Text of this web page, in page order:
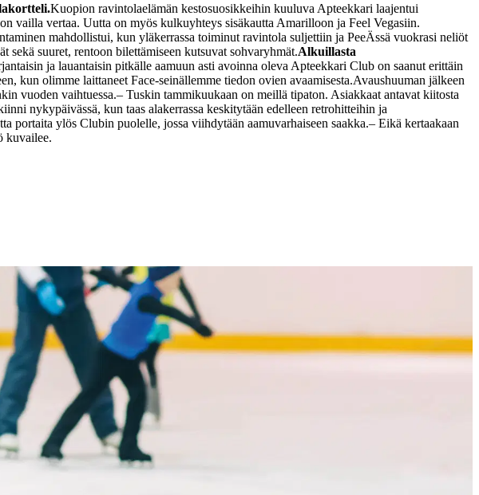
Kuopion ravintolaelämän kestosuosikkeihin kuuluva Apteekkari laajentui
vailla vertaa. Uutta on myös kulkuyhteys sisäkautta Amarilloon ja Feel Vegasiin.
mahdollistui, kun yläkerrassa toiminut ravintola suljettiin ja PeeÄssä vuokrasi neliöt
suuret, rentoon bilettämiseen kutsuvat sohvaryhmät.Alkuillasta
ja lauantaisin pitkälle aamuun asti avoinna oleva Apteekkari Club on saanut erittäin
kun olimme laittaneet Face-seinällemme tiedon ovien avaamisesta.Avaushuuman jälkeen
vuoden vaihtuessa.– Tuskin tammikuukaan on meillä tipaton. Asiakkaat antavat kiitosta
nykypäivässä, kun taas alakerrassa keskitytään edelleen retrohitteihin ja
portaita ylös Clubin puolelle, jossa viihdytään aamuvarhaiseen saakka.– Eikä kertaakaan
kuvailee.